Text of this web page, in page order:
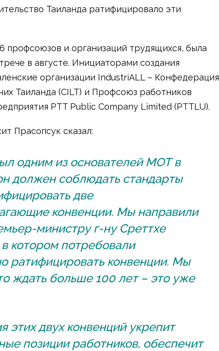
Таиланда ратифицировало эти
профсоюзов и организаций трудящихся, была
в августе. Инициаторами создания
организации IndustriALL – Конфедерация
Таиланда (CILT) и Профсоюз работников
PTT Public Company Limited (PTTLU).
Прасопсук сказал:
одним из основателей МОТ в
должен соблюдать стандарты
две
конвенции. Мы направили
министру г-ну Среттхе
в котором потребовали
ратифицировать конвенции. Мы
ждать больше 100 лет – это уже
этих двух конвенций укрепит
позиции работников, обеспечит